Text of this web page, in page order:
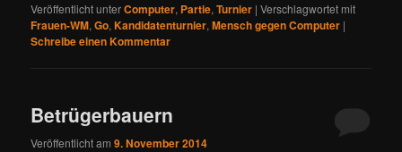
Veröffentlicht unterComputer, Partie,Turnier |Verschlagwortet mit
Frauen-WM,Go,Kandidatenturnier,Mensch gegen Computer |
Schreibe einen Kommentar
Betrügerbauern
Veröffentlicht am9. November 2014